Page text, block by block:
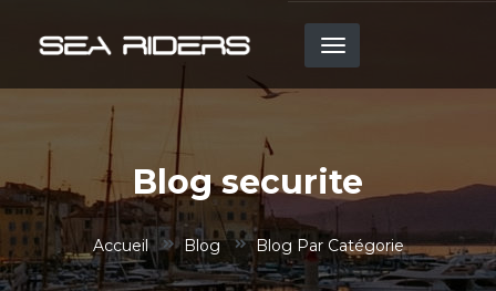
principal
Blog securite
Accueil Blog Blog Par Catégorie